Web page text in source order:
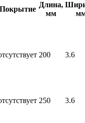
Покрытие
Длина,
мм
200 3.6
250 3.6